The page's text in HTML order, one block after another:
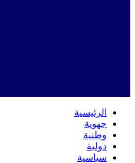
الرئيسية
جهوية
وطنية
دولية
سياسية